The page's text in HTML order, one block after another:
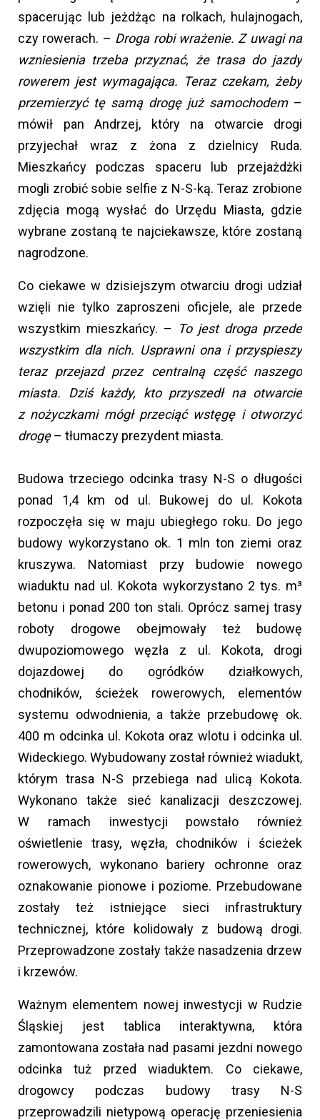
spacerując lub jeżdżąc na rolkach, hulajnogach,
czy rowerach. – Droga robi wrażenie. Z uwagi na
wzniesienia trzeba przyznać, że trasa do jazdy
rowerem jest wymagająca. Teraz czekam, żeby
przemierzyć tę samą drogę już samochodem –
mówił pan Andrzej, który na otwarcie drogi
przyjechał wraz z żona z dzielnicy Ruda.
Mieszkańcy podczas spaceru lub przejażdżki
mogli zrobić sobie selfie z N-S-ką. Teraz zrobione
zdjęcia mogą wysłać do Urzędu Miasta, gdzie
wybrane zostaną te najciekawsze, które zostaną
nagrodzone.
Co ciekawe w dzisiejszym otwarciu drogi udział
wzięli nie tylko zaproszeni oficjele, ale przede
wszystkim mieszkańcy. –
To jest droga przede
wszystkim dla nich. Usprawni ona i przyspieszy
teraz przejazd przez centralną część naszego
miasta. Dziś każdy, kto przyszedł na otwarcie
z nożyczkami mógł przeciąć wstęgę i otworzyć
drogę– tłumaczy prezydent miasta.
Budowa trzeciego odcinka trasy N-S o długości
ponad 1,4 km od ul. Bukowej do ul. Kokota
rozpoczęła się w maju ubiegłego roku. Do jego
budowy wykorzystano ok. 1 mln ton ziemi oraz
kruszywa. Natomiast przy budowie nowego
wiaduktu nad ul. Kokota wykorzystano 2 tys. m³
betonu i ponad 200 ton stali. Oprócz samej trasy
roboty drogowe obejmowały też budowę
dwupoziomowego węzła z ul. Kokota, drogi
dojazdowej do ogródków działkowych,
chodników, ścieżek rowerowych, elementów
systemu odwodnienia, a także przebudowę ok.
400 m odcinka ul. Kokota oraz wlotu i odcinka ul.
Wideckiego. Wybudowany został również wiadukt,
którym trasa N-S przebiega nad ulicą Kokota.
Wykonano także sieć kanalizacji deszczowej.
W ramach inwestycji powstało również
oświetlenie trasy, węzła, chodników i ścieżek
rowerowych, wykonano bariery ochronne oraz
oznakowanie pionowe i poziome. Przebudowane
zostały też istniejące sieci infrastruktury
technicznej, które kolidowały z budową drogi.
Przeprowadzone zostały także nasadzenia drzew
i krzewów.
Ważnym elementem nowej inwestycji w Rudzie
Śląskiej jest tablica interaktywna, która
zamontowana została nad pasami jezdni nowego
odcinka tuż przed wiaduktem. Co ciekawe,
drogowcy podczas budowy trasy N-S
przeprowadzili nietypową operację przeniesienia